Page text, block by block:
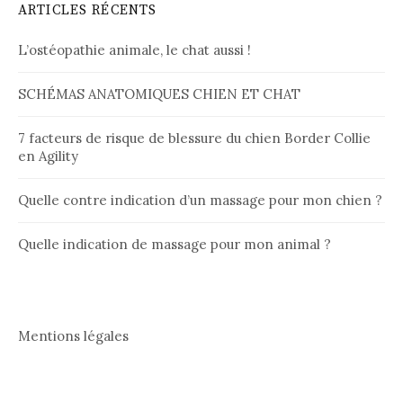
ARTICLES RÉCENTS
L’ostéopathie animale, le chat aussi !
SCHÉMAS ANATOMIQUES CHIEN ET CHAT
7 facteurs de risque de blessure du chien Border Collie
en Agility
Quelle contre indication d’un massage pour mon chien ?
Quelle indication de massage pour mon animal ?
Mentions légales